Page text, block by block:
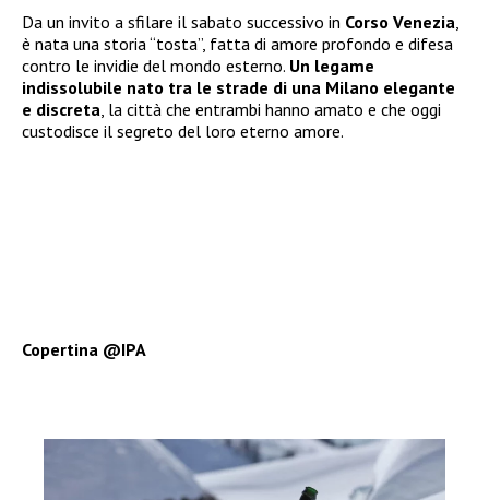
Da un invito a sfilare il sabato successivo in Corso Venezia,
è nata una storia “tosta”, fatta di amore profondo e difesa
contro le invidie del mondo esterno. Un legame
indissolubile nato tra le strade di una Milano elegante
e discreta, la città che entrambi hanno amato e che oggi
custodisce il segreto del loro eterno amore.
Copertina @IPA